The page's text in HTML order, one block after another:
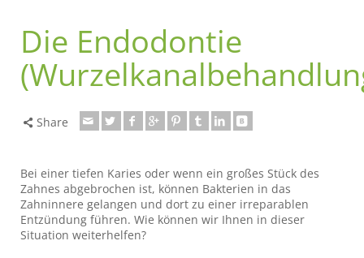
Die Endodontie
Share
Bei einer tiefen Karies oder wenn ein großes Stück des
Zahnes abgebrochen ist, können Bakterien in das
Zahninnere gelangen und dort zu einer irreparablen
Entzündung führen. Wie können wir Ihnen in dieser
Situation weiterhelfen?